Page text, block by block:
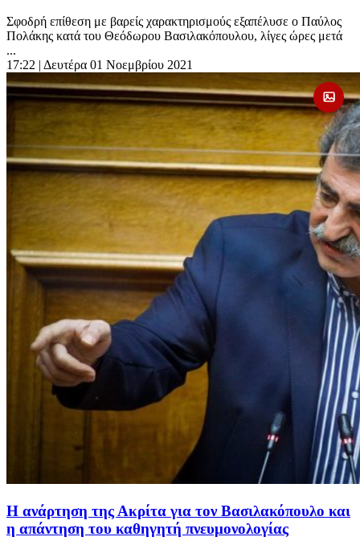
Σφοδρή επίθεση με βαρείς χαρακτηρισμούς εξαπέλυσε ο Παύλος
Πολάκης κατά του Θεόδωρου Βασιλακόπουλου, λίγες ώρες μετά
...
17:22 | Δευτέρα 01 Νοεμβρίου 2021
Η ανάρτηση της Ακρίτα για τον Βασιλακόπουλο και
η απάντηση του καθηγητή πνευμονολογίας